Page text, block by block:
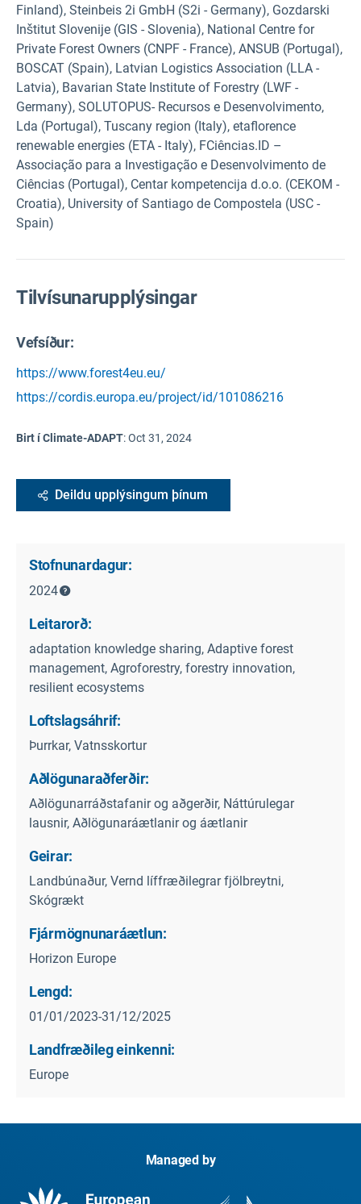
Finland), Steinbeis 2i GmbH (S2i - Germany), Gozdarski
Inštitut Slovenije (GIS - Slovenia), National Centre for
Private Forest Owners (CNPF - France), ANSUB (Portugal),
BOSCAT (Spain), Latvian Logistics Association (LLA -
Latvia), Bavarian State Institute of Forestry (LWF -
Germany), SOLUTOPUS- Recursos e Desenvolvimento,
Lda (Portugal), Tuscany region (Italy), etaflorence
renewable energies (ETA - Italy), FCiências.ID –
Associação para a Investigação e Desenvolvimento de
Ciências (Portugal), Centar kompetencija d.o.o. (CEKOM -
Croatia), University of Santiago de Compostela (USC -
Spain)
Tilvísunarupplýsingar
Vefsíður:
https://www.forest4eu.eu/
https://cordis.europa.eu/project/id/101086216
Birt í Climate-ADAPT:Oct 31, 2024
Deildu upplýsingum þínum
Stofnunardagur:
2024
Leitarorð:
adaptation knowledge sharing, Adaptive forest
management, Agroforestry, forestry innovation,
resilient ecosystems
Loftslagsáhrif:
Þurrkar, Vatnsskortur
Aðlögunaraðferðir:
Aðlögunarráðstafanir og aðgerðir, Náttúrulegar
lausnir, Aðlögunaráætlanir og áætlanir
Geirar:
Landbúnaður, Vernd líffræðilegrar fjölbreytni,
Skógrækt
Fjármögnunaráætlun:
Horizon Europe
Lengd:
01/01/2023-31/12/2025
Landfræðileg einkenni:
Europe
Managed by